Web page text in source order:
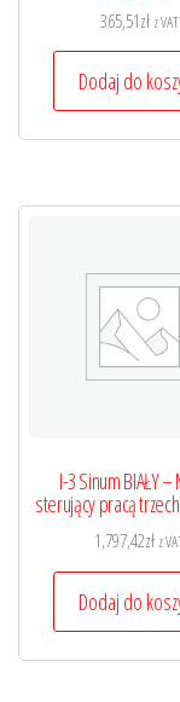
365,51zł z VAT
Dodaj do
I-3 Sinum BIAŁY –
sterujący pracą
1,797,42zł z
Dodaj do